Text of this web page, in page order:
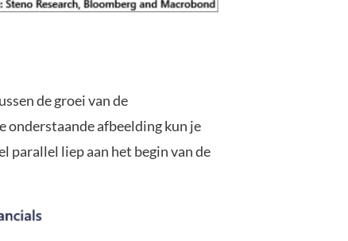
de groei van de
onderstaande afbeelding kun je
parallel liep aan het begin van de